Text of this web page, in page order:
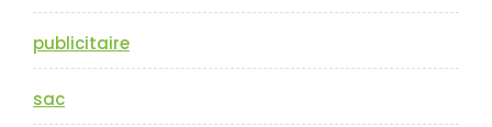
publicitaire
sac